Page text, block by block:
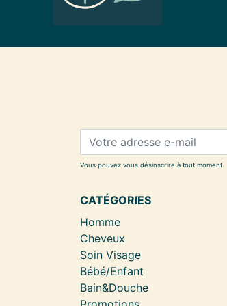
Vous pouvez vous désinscrire à tout moment.
CATÉGORIES
Homme
Cheveux
Soin Visage
Bébé/Enfant
Bain&Douche